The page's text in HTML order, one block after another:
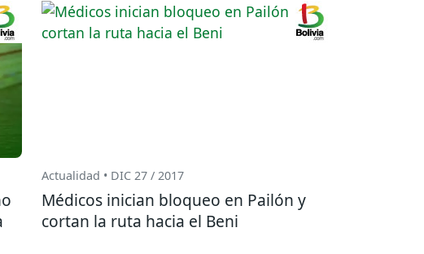
Actualidad • DIC 27 / 2017
Médicos inician bloqueo en Pailón y
cortan la ruta hacia el Beni